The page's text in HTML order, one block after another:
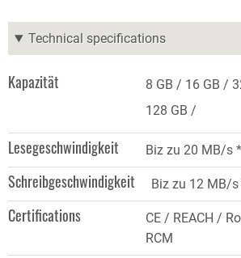
Technical specifications
Kapazität 8 GB 16 GB
128 GB
Lesegeschwindigkeit Biz zu 20 MB/s *
Schreibgeschwindigkeit Biz zu 12 MB/
Certifications
CE / REACH /
RCM